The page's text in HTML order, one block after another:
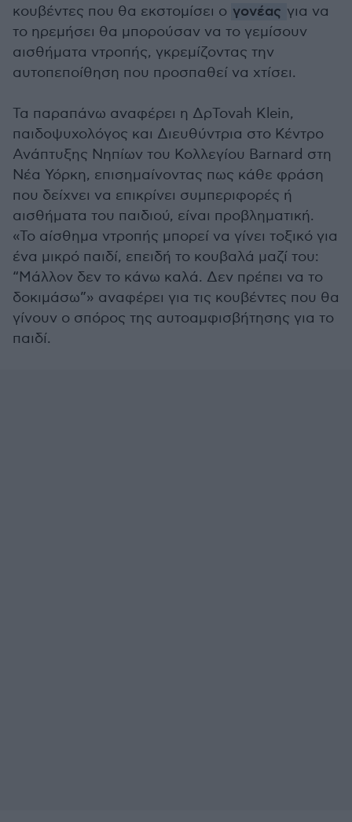
κουβέντες που θα εκστομίσει ο γονέας για να
το ηρεμήσει θα μπορούσαν να το γεμίσουν
αισθήματα ντροπής, γκρεμίζοντας την
αυτοπεποίθηση που προσπαθεί να χτίσει.
Τα παραπάνω αναφέρει η ΔρTovah Klein,
παιδοψυχολόγος και Διευθύντρια στο Κέντρο
Ανάπτυξης Νηπίων του Κολλεγίου Barnard στη
Νέα Υόρκη, επισημαίνοντας πως κάθε φράση
που δείχνει να επικρίνει συμπεριφορές ή
αισθήματα του παιδιού, είναι προβληματική.
«Το αίσθημα ντροπής μπορεί να γίνει τοξικό για
ένα μικρό παιδί, επειδή το κουβαλά μαζί του:
“Μάλλον δεν το κάνω καλά. Δεν πρέπει να το
δοκιμάσω”» αναφέρει για τις κουβέντες που θα
γίνουν ο σπόρος της αυτοαμφισβήτησης για το
παιδί.